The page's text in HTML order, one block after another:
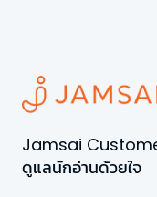
Jamsai
ดูแลนักอ่านด้วยใจ